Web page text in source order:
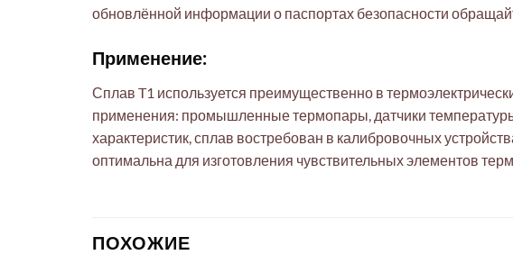
обновлённой информации о паспортах безопасности
Применение:
Сплав T1 используется преимущественно в
применения: промышленные термопары, датчики
характеристик, сплав востребован в калибровочных
оптимальна для изготовления чувствительных элементов
ПОХОЖИЕ